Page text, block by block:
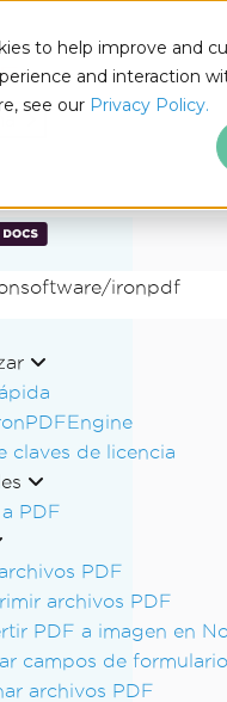
to help improve and
and interaction
see our Privacy Policy.
ironpdf
claves de licencia
PDF
PDF
archivos PDF
PDF a imagen en
campos de
archivos PDF